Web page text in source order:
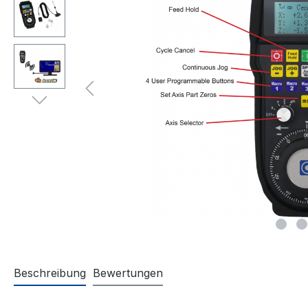
Beschreibung Bewertungen